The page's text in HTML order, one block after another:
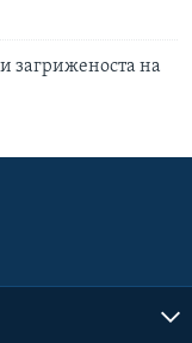
загриженоста на